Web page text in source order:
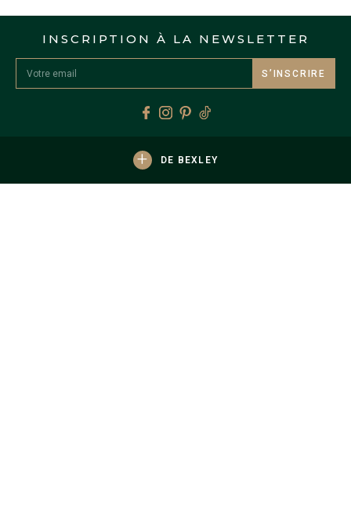
INSCRIPTION À LA NEWSLETTER
S’INSCRIRE
+ DE BEXLEY